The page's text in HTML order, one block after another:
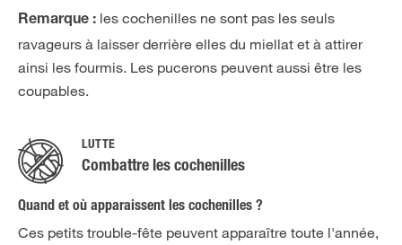
Remarque : les cochenilles ne sont pas les seuls
ravageurs à laisser derrière elles du miellat et à attirer
ainsi les fourmis. Les pucerons peuvent aussi être les
coupables.
LUTTE
Combattre les cochenilles
Quand et où apparaissent les cochenilles ?
Ces petits trouble-fête peuvent apparaître toute l'année,